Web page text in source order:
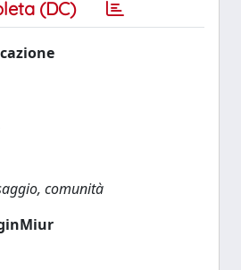
(DC)
comunità